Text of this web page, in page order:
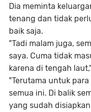
Dia meminta
tenang dan tidak
baik saja.
"Tadi malam juga,
saya. Cuma tidak
karena di tengah
"Terutama untuk
semua ini. Di balik
yang sudah